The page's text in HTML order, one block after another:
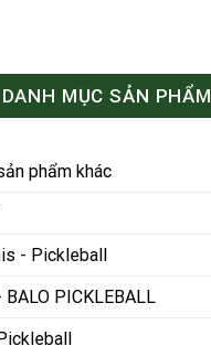
DANH MỤC SẢN PHẨM
phẩm khác
- Pickleball
BALO PICKLEBALL